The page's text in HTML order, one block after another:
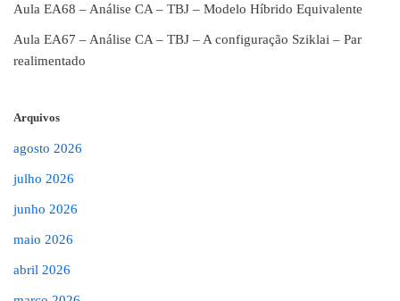
Aula EA68 – Análise CA – TBJ – Modelo Híbrido Equivalente
Aula EA67 – Análise CA – TBJ – A configuração Sziklai – Par
realimentado
Arquivos
agosto 2026
julho 2026
junho 2026
maio 2026
abril 2026